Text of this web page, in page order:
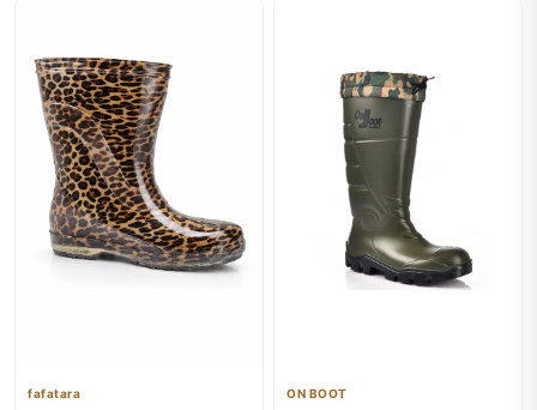
fafatara ON BOOT